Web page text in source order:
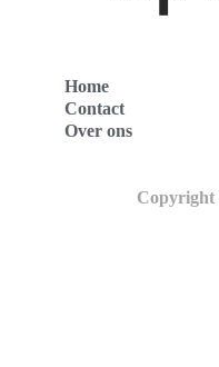
Home
Contact
Over ons
Copyright